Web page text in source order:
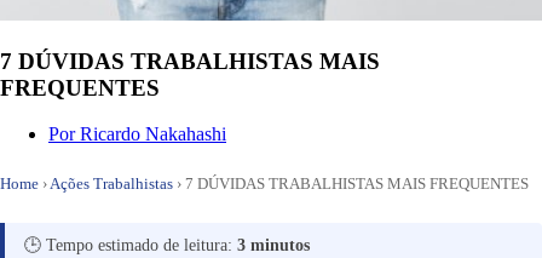
7 DÚVIDAS TRABALHISTAS MAIS
FREQUENTES
PorRicardo Nakahashi
Home ›Ações Trabalhistas › 7 DÚVIDAS TRABALHISTAS MAIS FREQUENTES
🕒 Tempo estimado de leitura: 3 minutos